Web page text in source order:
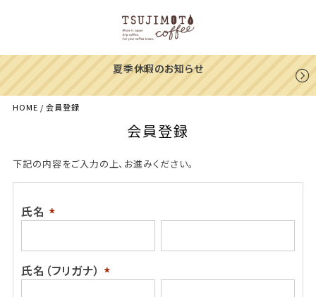
夏季休暇のお知らせ
HOME 会員登録
会員登録
下記の内容をご入力の上、お進みください。
氏名
須)
氏名（フリガナ）